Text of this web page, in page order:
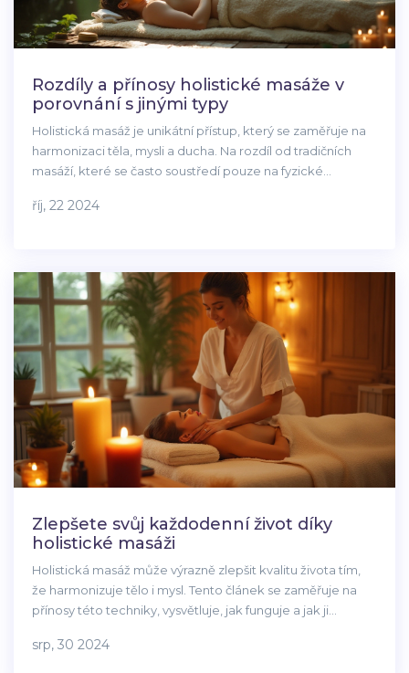
Rozdíly a přínosy holistické masáže v
porovnání s jinými typy
Holistická masáž je unikátní přístup, který se zaměřuje na
harmonizaci těla, mysli a ducha. Na rozdíl od tradičních
masáží, které se často soustředí pouze na fyzické
pro dosažení hlubší relaxace a celkové vyrovnanosti. V
tipů, jak si vybrat správného terapeuta.
říj, 22 2024
Zlepšete svůj každodenní život díky
holistické masáži
Holistická masáž může výrazně zlepšit kvalitu života tím,
že harmonizuje tělo i mysl. Tento článek se zaměřuje na
přínosy této techniky, vysvětluje, jak funguje a jak ji
holistická masáž jedním z nejoblíbenějších způsobů, jak si
srp, 30 2024